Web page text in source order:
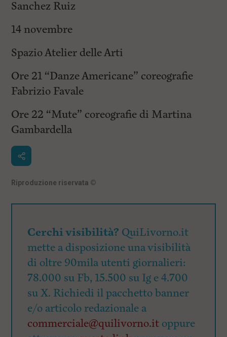
Sanchez Ruiz
14 novembre
Spazio Atelier delle Arti
Ore 21 “Danze Americane” coreografie
Fabrizio Favale
Ore 22 “Mute” coreografie di Martina
Gambardella
Riproduzione riservata ©
Cerchi visibilità? QuiLivorno.it
mette a disposizione una visibilità
di oltre 90mila utenti giornalieri:
78.000 su Fb, 15.500 su Ig e 4.700
su X. Richiedi il pacchetto banner
e/o articolo redazionale a
commerciale@quilivorno.it oppure